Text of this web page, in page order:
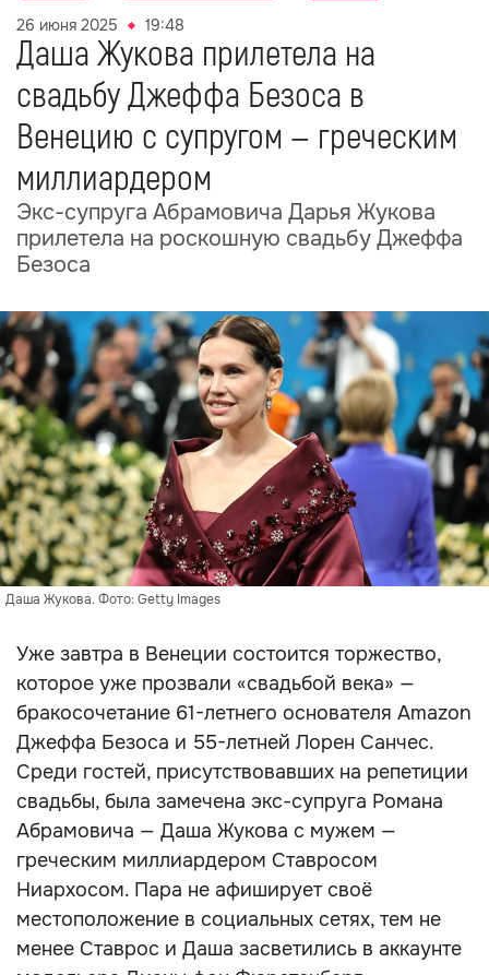
26 июня 2025 19:48
Даша Жукова прилетела на
свадьбу Джеффа Безоса в
Венецию с супругом — греческим
миллиардером
Экс-супруга Абрамовича Дарья Жукова
прилетела на роскошную свадьбу Джеффа
Безоса
Даша Жукова. Фото: Getty Images
Уже завтра в Венеции состоится торжество,
которое уже прозвали «свадьбой века» —
бракосочетание 61-летнего основателя Amazon
Джеффа Безоса и 55-летней Лорен Санчес.
Среди гостей, присутствовавших на репетиции
свадьбы, была замечена экс-супруга Романа
Абрамовича — Даша Жукова с мужем —
греческим миллиардером Ставросом
Ниархосом. Пара не афиширует своё
местоположение в социальных сетях, тем не
менее Ставрос и Даша засветились в аккаунте